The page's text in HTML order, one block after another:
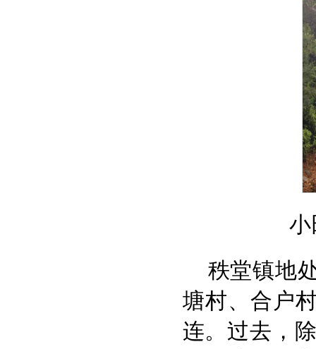
小
秩堂镇地
塘村、合户
连。过去，